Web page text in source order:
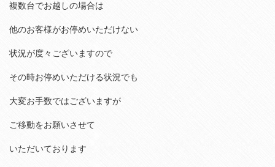
複数台でお越しの場合は
他のお客様がお停めいただけない
状況が度々ございますので
その時お停めいただける状況でも
大変お手数ではございますが
ご移動をお願いさせて
いただいております